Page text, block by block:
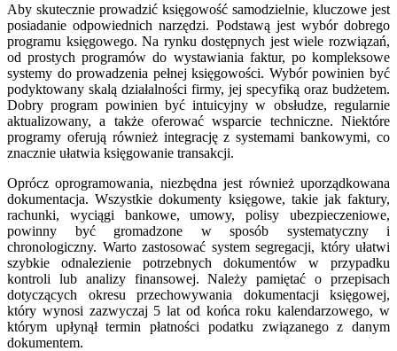
Aby skutecznie prowadzić księgowość samodzielnie, kluczowe jest
posiadanie odpowiednich narzędzi. Podstawą jest wybór dobrego
programu księgowego. Na rynku dostępnych jest wiele rozwiązań,
od prostych programów do wystawiania faktur, po kompleksowe
systemy do prowadzenia pełnej księgowości. Wybór powinien być
podyktowany skalą działalności firmy, jej specyfiką oraz budżetem.
Dobry program powinien być intuicyjny w obsłudze, regularnie
aktualizowany, a także oferować wsparcie techniczne. Niektóre
programy oferują również integrację z systemami bankowymi, co
znacznie ułatwia księgowanie transakcji.
Oprócz oprogramowania, niezbędna jest również uporządkowana
dokumentacja. Wszystkie dokumenty księgowe, takie jak faktury,
rachunki, wyciągi bankowe, umowy, polisy ubezpieczeniowe,
powinny być gromadzone w sposób systematyczny i
chronologiczny. Warto zastosować system segregacji, który ułatwi
szybkie odnalezienie potrzebnych dokumentów w przypadku
kontroli lub analizy finansowej. Należy pamiętać o przepisach
dotyczących okresu przechowywania dokumentacji księgowej,
który wynosi zazwyczaj 5 lat od końca roku kalendarzowego, w
którym upłynął termin płatności podatku związanego z danym
dokumentem.